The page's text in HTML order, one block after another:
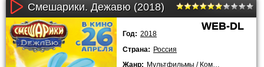
Смешарики. Дежавю (2018)
WEB-DL
Год: 2018
Страна: Россия
Жанр: Мультфильмы / Комедии